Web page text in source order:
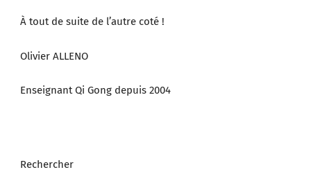
À tout de suite de l’autre coté !
Olivier ALLENO
Enseignant Qi Gong depuis 2004
Rechercher